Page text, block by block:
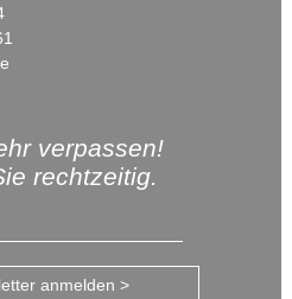
verpassen!
rechtzeitig.
anmelden >